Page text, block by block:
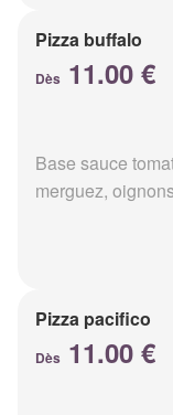
Pizza buffalo
Dès 11.00 €
Base sauce
merguez,
Pizza pacifico
Dès 11.00 €